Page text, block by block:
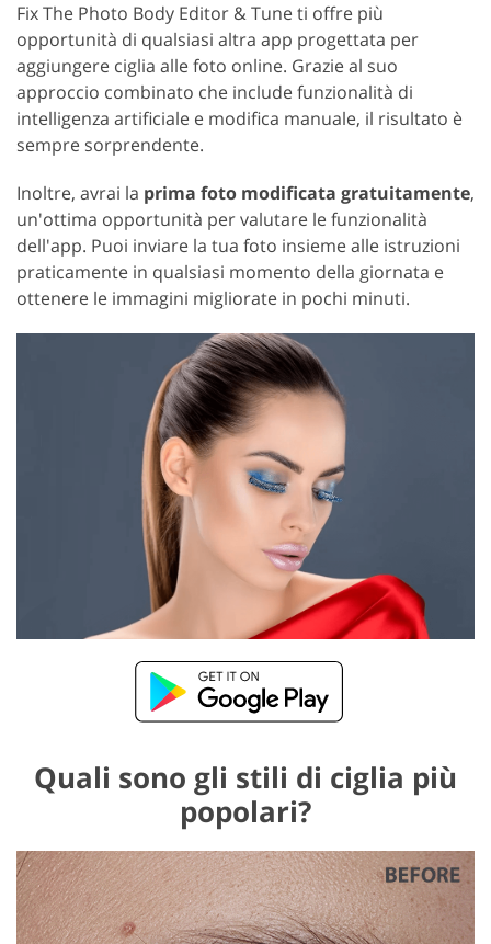
Fix The Photo Body Editor & Tune ti offre più
opportunità di qualsiasi altra app progettata per
aggiungere ciglia alle foto online. Grazie al suo
approccio combinato che include funzionalità di
intelligenza artificiale e modifica manuale, il risultato è
sempre sorprendente.
Inoltre, avrai la prima foto modificata gratuitamente,
un'ottima opportunità per valutare le funzionalità
dell'app. Puoi inviare la tua foto insieme alle istruzioni
praticamente in qualsiasi momento della giornata e
ottenere le immagini migliorate in pochi minuti.
Quali sono gli stili di ciglia più
popolari?